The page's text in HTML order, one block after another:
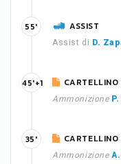
ASSIST
Assist di D.
55'
Ammonizione
45'+1
Ammonizione
35'